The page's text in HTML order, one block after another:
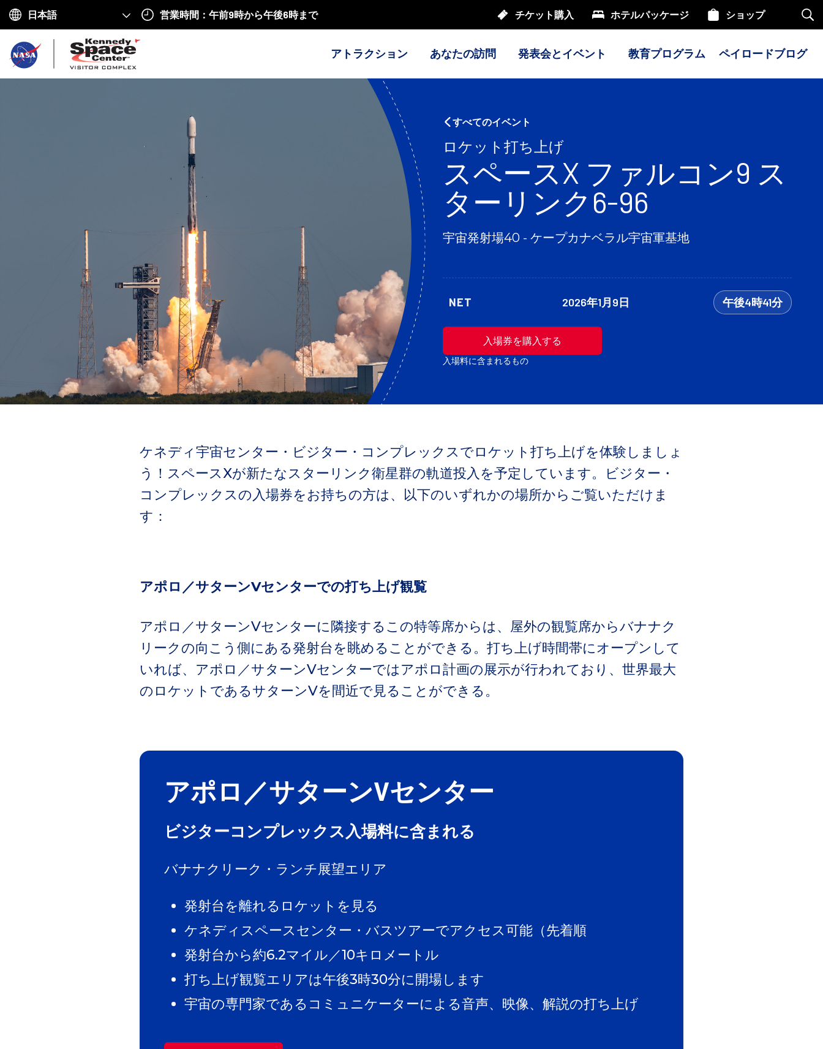
Choose
language
営業時間：午前9時から午後6時まで チケット購入 ホテルパッケージ ショップ
サ
イ
内
アトラクション あなたの訪問 発表会とイベント 教育プログラム ペイロードブログ
すべてのイベント
ロケット打ち上げ
スペースX ファルコン9 ス
ターリンク6-96
宇宙発射場40 - ケープカナベラル宇宙軍基地
NET 2026年1月9日 午後4時41分
入場券を購入する
入場料に含まれるもの
ケネディ宇宙センター・ビジター・コンプレックスでロケット打ち上げを体験しましょ
う！スペースXが新たなスターリンク衛星群の軌道投入を予定しています。ビジター・
コンプレックスの入場券をお持ちの方は、以下のいずれかの場所からご覧いただけま
す：
アポロ／サターンVセンターでの打ち上げ観覧
アポロ／サターンVセンターに隣接するこの特等席からは、屋外の観覧席からバナナク
リークの向こう側にある発射台を眺めることができる。打ち上げ時間帯にオープンして
いれば、アポロ／サターンVセンターではアポロ計画の展示が行われており、世界最大
のロケットであるサターンVを間近で見ることができる。
アポロ／サターンVセンター
ビジターコンプレックス入場料に含まれる
バナナクリーク・ランチ展望エリア
発射台を離れるロケットを見る
ケネディスペースセンター・バスツアーでアクセス可能（先着順
発射台から約6.2マイル／10キロメートル
打ち上げ観覧エリアは午後3時30分に開場します
宇宙の専門家であるコミュニケーターによる音声、映像、解説の打ち上げ